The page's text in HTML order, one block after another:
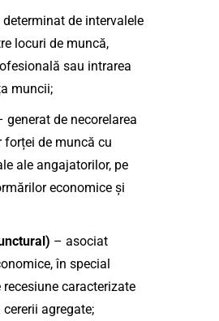
determinat de intervalele
locuri de muncă,
sau intrarea
muncii;
generat de necorelarea
forței de muncă cu
ale angajatorilor, pe
economice și
– asociat
în special
recesiune caracterizate
agregate;